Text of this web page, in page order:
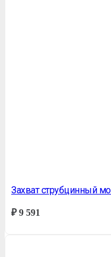
Захват струбцинный
₽9 591